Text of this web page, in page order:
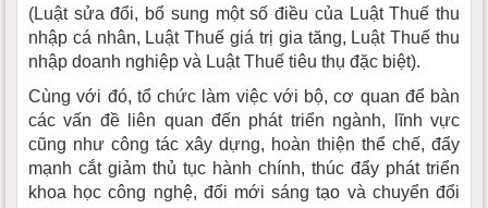
(Luật sửa đổi, bổ sung một số điều của Luật Thuế thu
nhập cá nhân, Luật Thuế giá trị gia tăng, Luật Thuế thu
nhập doanh nghiệp và Luật Thuế tiêu thụ đặc biệt).
Cùng với đó, tổ chức làm việc với bộ, cơ quan để bàn
các vấn đề liên quan đến phát triển ngành, lĩnh vực
cũng như công tác xây dựng, hoàn thiện thể chế, đẩy
mạnh cắt giảm thủ tục hành chính, thúc đẩy phát triển
khoa học công nghệ, đổi mới sáng tạo và chuyển đổi